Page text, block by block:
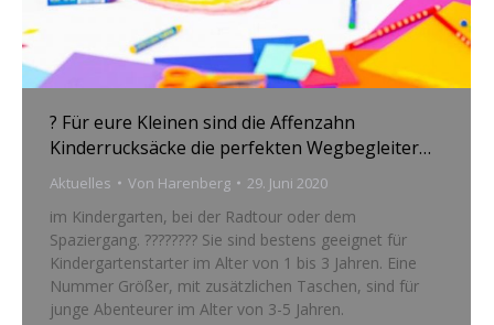
? Für eure Kleinen sind die Affenzahn
Kinderrucksäcke die perfekten Wegbegleiter…
Aktuelles Von Harenberg 29. Juni 2020
im Kindergarten, bei der Radtour oder dem
Spaziergang. ???????? Sie sind bestens geeignet für
Kindergartenstarter im Alter von 1 bis 3 Jahren. Eine
Nummer Größer, mit zusätzlichen Taschen, sind für
junge Abenteurer im Alter von 3-5 Jahren.